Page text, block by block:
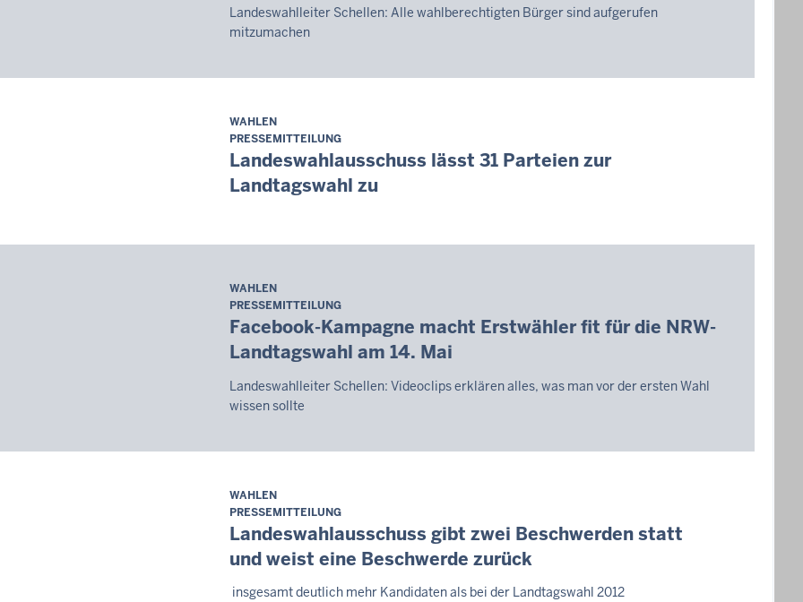
2026
-
Landeswahlleiter Schellen: Alle wahlberechtigten Bürger sind aufgerufen
mitzumachen
Samstag,
8.
August
2026
WAHLEN
PRESSEMITTEILUNG
Landeswahlausschuss lässt 31 Parteien zur
Landtagswahl zu
Samstag,
8.
August
2026
-
08:07
WAHLEN
PRESSEMITTEILUNG
Facebook-Kampagne macht Erstwähler fit für die NRW-
Landtagswahl am 14. Mai
Landeswahlleiter Schellen: Videoclips erklären alles, was man vor der ersten Wahl
wissen sollte
Samstag,
8.
August
2026
-
WAHLEN
PRESSEMITTEILUNG
Landeswahlausschuss gibt zwei Beschwerden statt
und weist eine Beschwerde zurück
insgesamt deutlich mehr Kandidaten als bei der Landtagswahl 2012